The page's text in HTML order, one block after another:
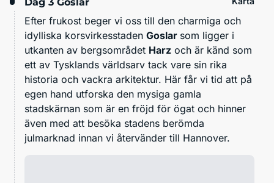
Efter frukost beger vi oss till den charmiga och
idylliska korsvirkesstaden Goslar som ligger i
utkanten av bergsområdet Harz och är känd som
ett av Tysklands världsarv tack vare sin rika
historia och vackra arkitektur. Här får vi tid att på
egen hand utforska den mysiga gamla
stadskärnan som är en fröjd för ögat och hinner
även med att besöka stadens berömda
julmarknad innan vi återvänder till Hannover.